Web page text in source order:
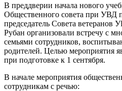
В преддверии начала нового
Общественного совета при
председатель Совета
Рубан организовали встречу с
семьями сотрудников,
родителей. Целью мероприятия
при подготовке к 1 сентября.
В начале мероприятия
сотрудникам с речью: